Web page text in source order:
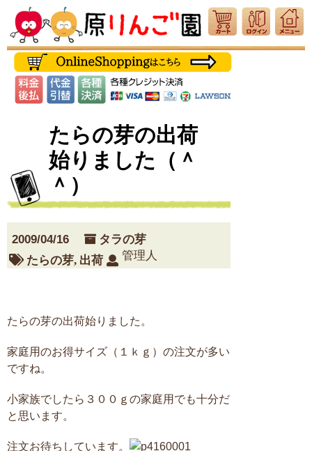
たらの芽の出荷
始りました（＾
＾）
2009/04/16
タラの芽
たらの芽, 出荷 管理人
たらの芽の出荷始りました。
家庭用のお得サイズ（１ｋｇ）の注文が多い
ですね。
小家族でしたら３００ｇの家庭用でも十分だ
と思います。
注文お待ちしています。